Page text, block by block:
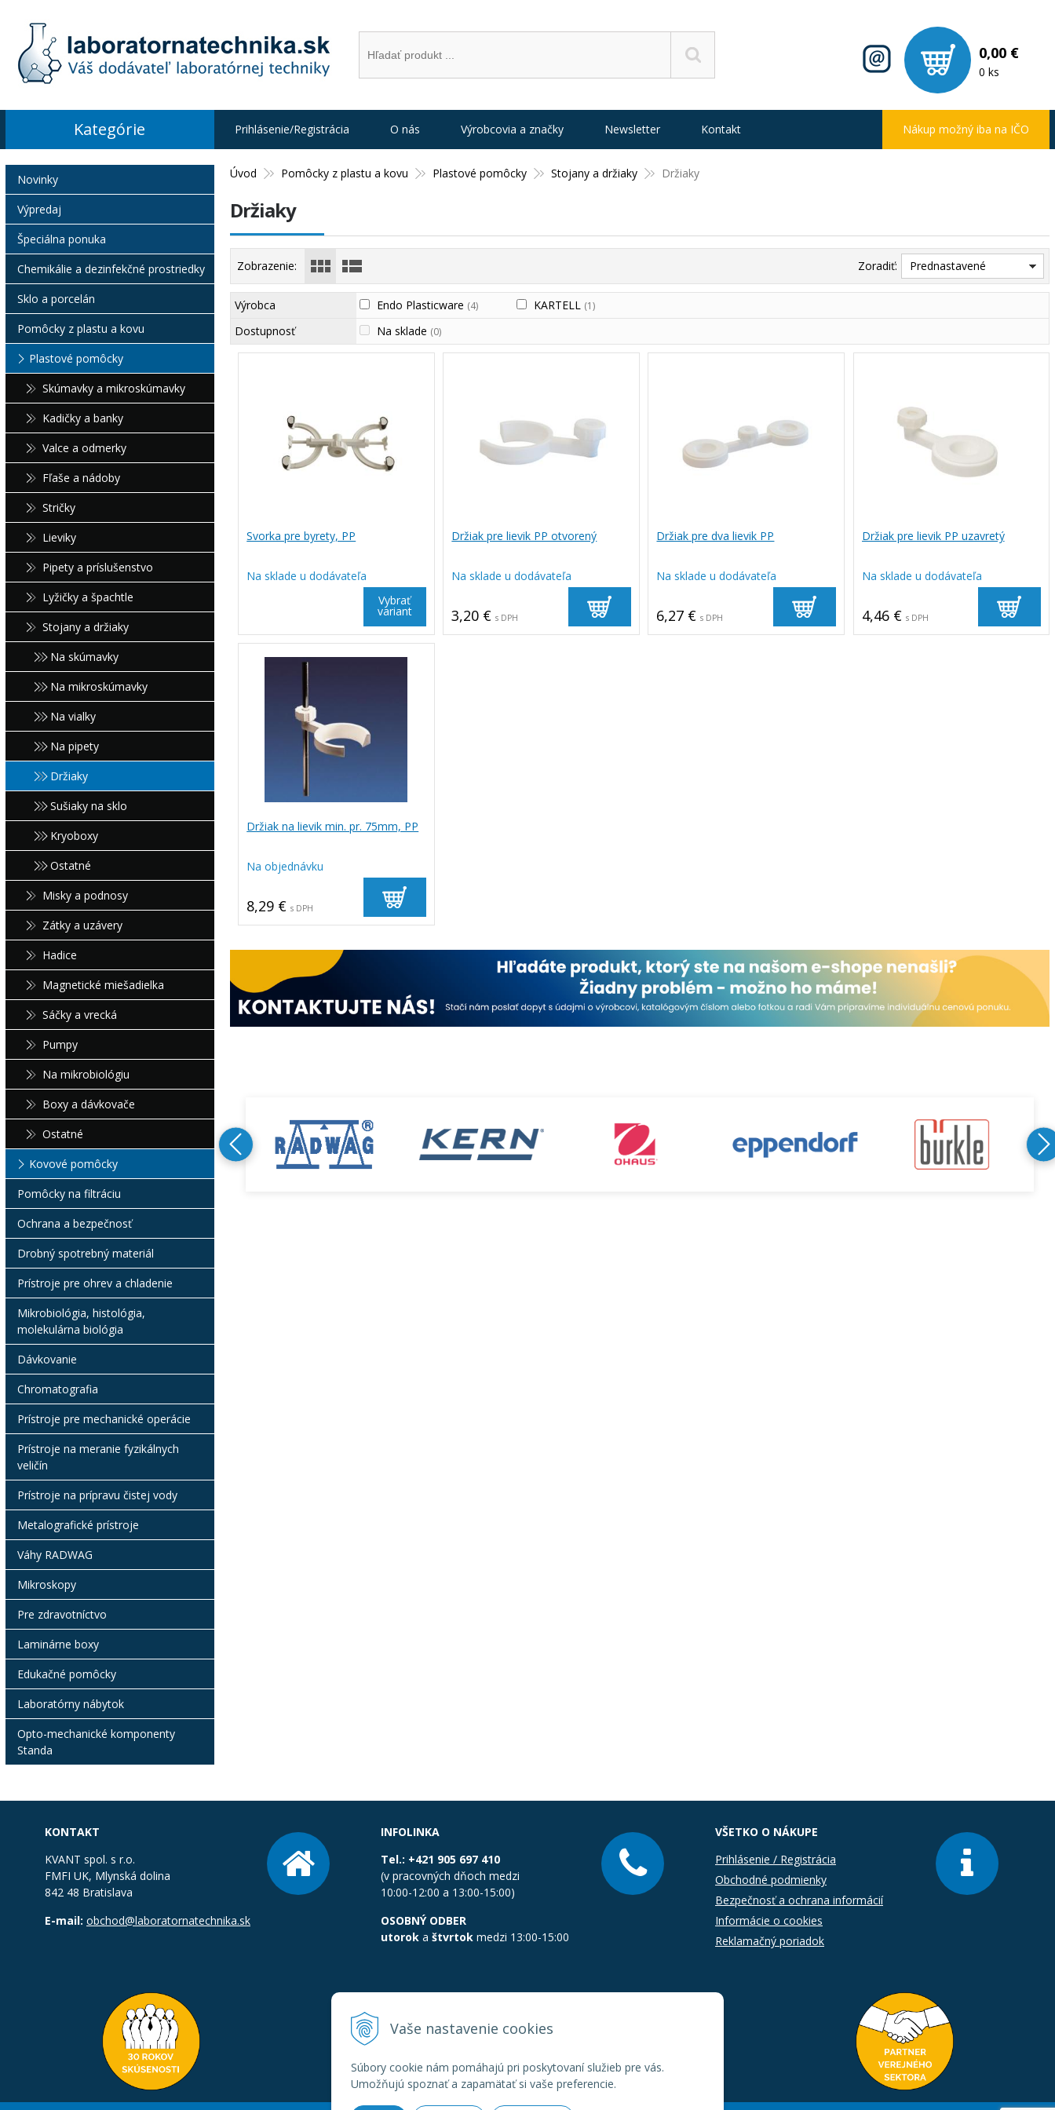
Vaše nastavenie cookies
Súbory cookie nám pomáhajú pri poskytovaní služieb pre vás.
Umožňujú spoznať a zapamätať si vaše preferencie.
0,00 €
0 ks
Úvod Pomôcky z plastu a kovu Plastové pomôcky Stojany a držiaky Držiaky
Držiaky
Zobrazenie: Zoradiť: Prednastavené
Výrobca Endo Plasticware (4) KARTELL (1)
Dostupnosť Na sklade (0)
Svorka pre byrety, PP
Na sklade u dodávateľa
Vybrať
variant
Držiak pre lievik PP otvorený
Na sklade u dodávateľa
3,20 € s DPH
Držiak pre dva lievik PP
Na sklade u dodávateľa
6,27 € s DPH
Držiak pre lievik PP uzavretý
Na sklade u dodávateľa
4,46 € s DPH
Držiak na lievik min. pr. 75mm, PP
Na objednávku
8,29 € s DPH
Novinky
Výpredaj
Špeciálna ponuka
Chemikálie a dezinfekčné prostriedky
Sklo a porcelán
Pomôcky z plastu a kovu
Plastové pomôcky
Skúmavky a mikroskúmavky
Kadičky a banky
Valce a odmerky
Fľaše a nádoby
Stričky
Lieviky
Pipety a príslušenstvo
Lyžičky a špachtle
Stojany a držiaky
Na skúmavky
Na mikroskúmavky
Na vialky
Na pipety
Držiaky
Sušiaky na sklo
Kryoboxy
Ostatné
Misky a podnosy
Zátky a uzávery
Hadice
Magnetické miešadielka
Sáčky a vrecká
Pumpy
Na mikrobiológiu
Boxy a dávkovače
Ostatné
Kovové pomôcky
Pomôcky na filtráciu
Ochrana a bezpečnosť
Drobný spotrebný materiál
Prístroje pre ohrev a chladenie
Mikrobiológia, histológia,
molekulárna biológia
Dávkovanie
Chromatografia
Prístroje pre mechanické operácie
Prístroje na meranie fyzikálnych
veličín
Prístroje na prípravu čistej vody
Metalografické prístroje
Váhy RADWAG
Mikroskopy
Pre zdravotníctvo
Laminárne boxy
Edukačné pomôcky
Laboratórny nábytok
Opto-mechanické komponenty
Standa
Kategórie Prihlásenie/Registrácia O nás Výrobcovia a značky Newsletter Kontakt Nákup možný iba na IČO
KONTAKT
KVANT spol. s r.o.
FMFI UK, Mlynská dolina
842 48 Bratislava
E-mail: obchod@laboratornatechnika.sk
INFOLINKA
Tel.: +421 905 697 410
(v pracovných dňoch medzi
10:00-12:00 a 13:00-15:00)
OSOBNÝ ODBER
utorok a štvrtok medzi 13:00-15:00
VŠETKO O NÁKUPE
Prihlásenie / Registrácia
Obchodné podmienky
Bezpečnosť a ochrana informácií
Informácie o cookies
Reklamačný poriadok